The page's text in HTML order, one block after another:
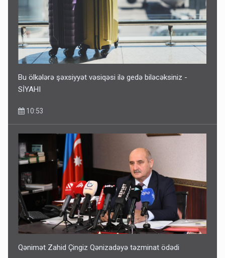
Bu ölkələrə şəxsiyyət vəsiqəsi ilə gedə biləcəksiniz -
SİYAHI
10:53
Qənimət Zahid Çingiz Qənizadəyə təzminat ödədi